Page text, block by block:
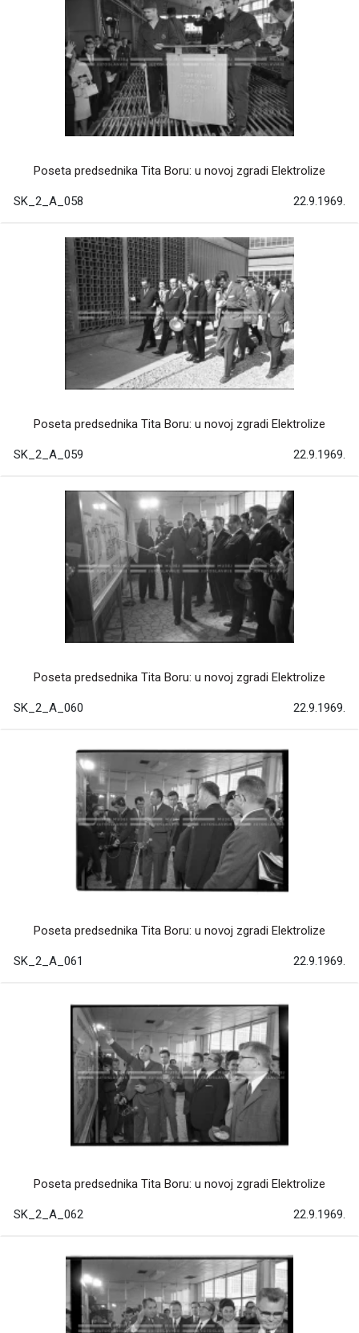
Poseta predsednika Tita Boru: u novoj zgradi Elektrolize
SK_2_A_058 22.9.1969.
Poseta predsednika Tita Boru: u novoj zgradi Elektrolize
SK_2_A_059 22.9.1969.
Poseta predsednika Tita Boru: u novoj zgradi Elektrolize
SK_2_A_060 22.9.1969.
Poseta predsednika Tita Boru: u novoj zgradi Elektrolize
SK_2_A_061 22.9.1969.
Poseta predsednika Tita Boru: u novoj zgradi Elektrolize
SK_2_A_062 22.9.1969.